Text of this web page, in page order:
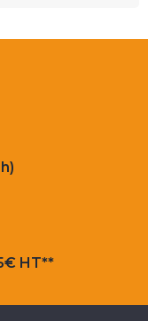
HT**